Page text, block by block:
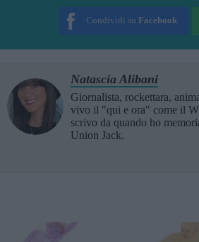
Condividi su Facebook
Natascia Alibani
Giornalista, rockettara,
vivo il "qui e ora" come il
scrivo da quando ho
Union Jack.